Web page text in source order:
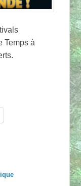
Temps à